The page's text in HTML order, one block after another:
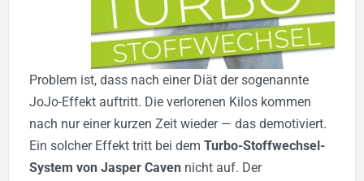
Problem ist, dass nach einer Diät der sogenannte
JoJo-Effekt auftritt. Die verlorenen Kilos kommen
nach nur einer kurzen Zeit wieder — das demotiviert.
Ein solcher Effekt tritt bei dem Turbo-Stoffwechsel-
System von Jasper Caven nicht auf. Der